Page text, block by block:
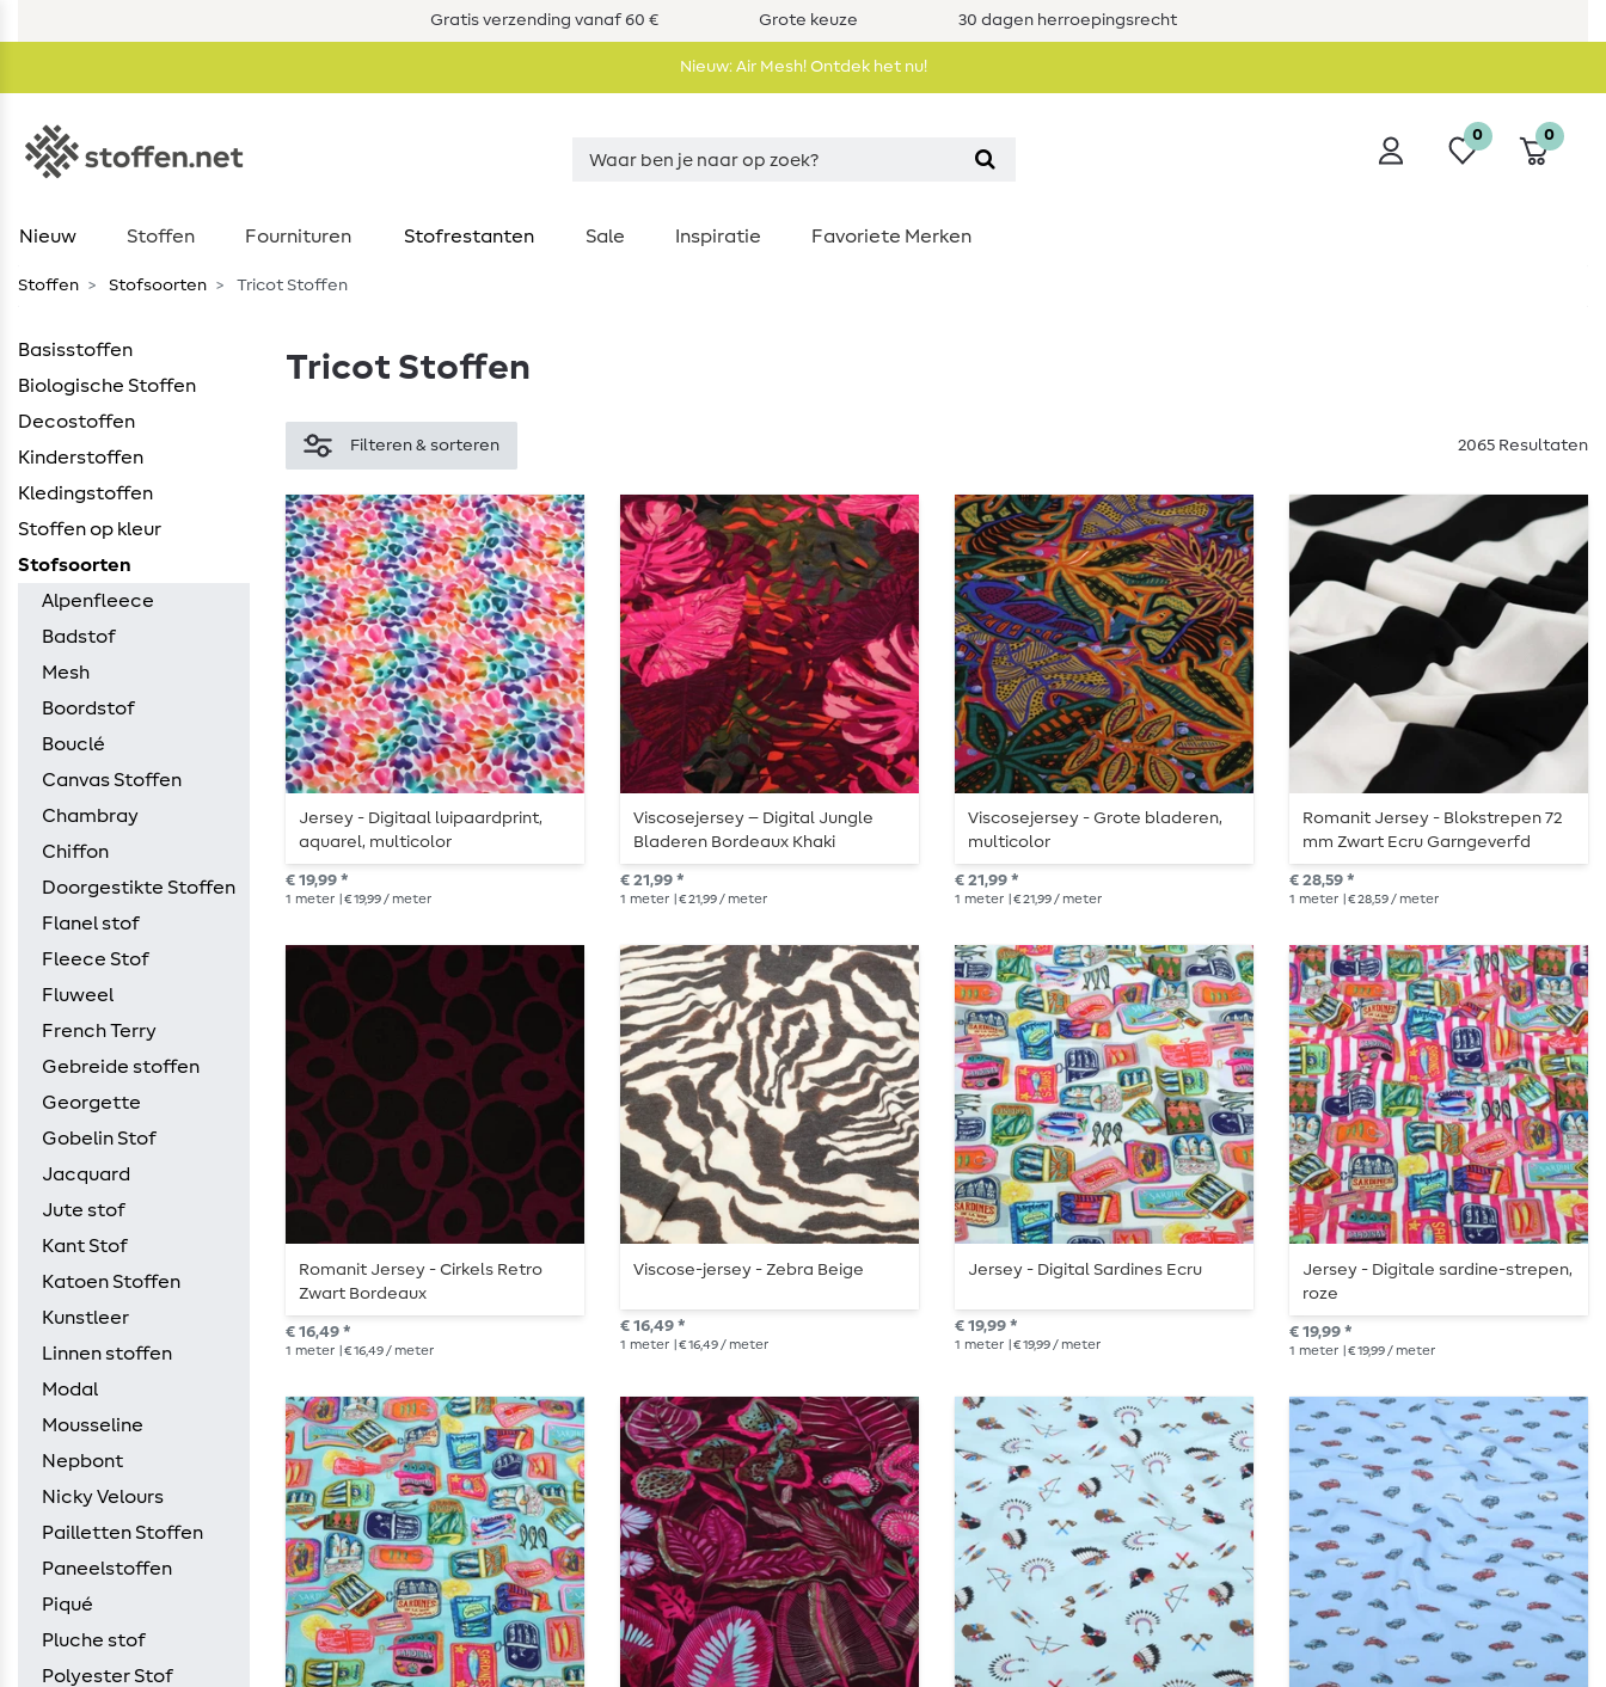
Gratis verzending vanaf 60 € Grote keuze 30 dagen herroepingsrecht
Nieuw: Air Mesh! Ontdek het nu!
0 0
Nieuw Stoffen Fournituren Stofrestanten Sale Inspiratie Favoriete Merken
Stoffen Stofsoorten Tricot Stoffen
Basisstoffen
Biologische Stoffen
Decostoffen
Kinderstoffen
Kledingstoffen
Stoffen op kleur
Stofsoorten
Alpenfleece
Badstof
Mesh
Boordstof
Bouclé
Canvas Stoffen
Chambray
Chiffon
Doorgestikte Stoffen
Flanel stof
Fleece Stof
Fluweel
French Terry
Gebreide stoffen
Georgette
Gobelin Stof
Jacquard
Jute stof
Kant Stof
Katoen Stoffen
Kunstleer
Linnen stoffen
Modal
Mousseline
Nepbont
Nicky Velours
Pailletten Stoffen
Paneelstoffen
Piqué
Pluche stof
Polyester Stof
Tricot Stoffen
Filteren & sorteren 2065 Resultaten
Jersey - Digitaal luipaardprint,
aquarel, multicolor
€ 19,99 *
1 meter | € 19,99 / meter
Viscosejersey – Digital Jungle
Bladeren Bordeaux Khaki
€ 21,99 *
1 meter | € 21,99 / meter
Viscosejersey - Grote bladeren,
multicolor
€ 21,99 *
1 meter | € 21,99 / meter
Romanit Jersey - Blokstrepen 72
mm Zwart Ecru Garngeverfd
€ 28,59 *
1 meter | € 28,59 / meter
Romanit Jersey - Cirkels Retro
Zwart Bordeaux
€ 16,49 *
1 meter | € 16,49 / meter
Viscose-jersey - Zebra Beige
€ 16,49 *
1 meter | € 16,49 / meter
Jersey - Digital Sardines Ecru
€ 19,99 *
1 meter | € 19,99 / meter
Jersey - Digitale sardine-strepen,
roze
€ 19,99 *
1 meter | € 19,99 / meter